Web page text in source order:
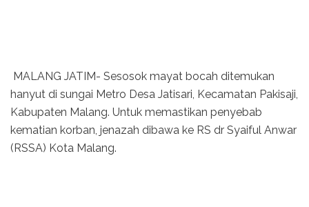
MALANG JATIM- Sesosok mayat bocah ditemukan
hanyut di sungai Metro Desa Jatisari, Kecamatan Pakisaji,
Kabupaten Malang. Untuk memastikan penyebab
kematian korban, jenazah dibawa ke RS dr Syaiful Anwar
(RSSA) Kota Malang.